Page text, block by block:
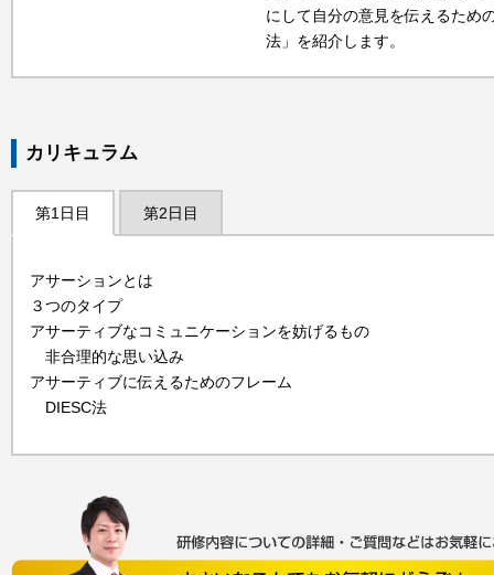
にして自分の意見を伝えるため
法」を紹介します。
カリキュラム
第1日目 第2日目
アサーションとは
３つのタイプ
アサーティブなコミュニケーションを妨げるもの
非合理的な思い込み
アサーティブに伝えるためのフレーム
DIESC法